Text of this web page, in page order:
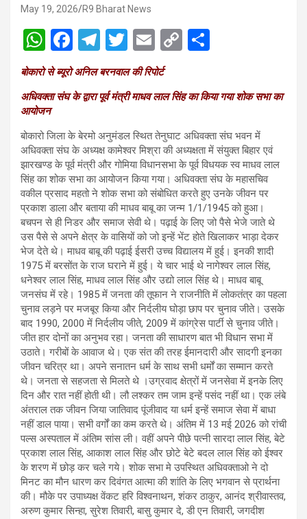
May 19, 2026 R9 Bharat News
W
h
at
s
A
p
p
F
a
ce
b
o
o
k
T
el
e
gr
a
m
T
wi
tt
er
E
m
ail
C
py
Li
n
k
e
बोकारो से ब्यूरो अनिल बरनवाल की रिपोर्ट
अधिवक्ता संघ के द्वारा पूर्व मंत्री माधव लाल सिंह का किया गया शोक सभा का
आयोजन
बोकारो जिला के बेरमो अनुमंडल स्थित तेनुघाट अधिवक्ता संघ भवन में
अधिवक्ता संघ के अध्यक्ष कामेश्वर मिश्रा की अध्यक्षता में संयुक्त बिहार एवं
झारखण्ड के पूर्व मंत्री और गोमिया विधानसभा के पूर्व विधयक स्व माधव लाल
सिंह का शोक सभा का आयोजन किया गया। अधिवक्ता संघ के महासचिव
वकील प्रसाद महतो ने शोक सभा को संबोधित करते हुए उनके जीवन पर
प्रकाश डाला और बताया की माधव बाबू का जन्म 1/1/1945 को हुआ।
बचपन से ही निडर और समाज सेवी थे। पढ़ाई के लिए जो पैसे भेजे जाते थे
उस पैसे से अपने क्षेत्र के वासियों को जो इन्हें भेंट होते खिलाकर भाड़ा देकर
भेज देते थे। माधव बाबू की पढ़ाई ईसरी उच्च विद्यालय में हुई। इनकी शादी
1975 में बरसोंत के राज घराने में हुई। ये चार भाई थे नागेश्वर लाल सिंह,
धनेश्वर लाल सिंह, माधव लाल सिंह और उद्यो लाल सिंह थे। माधव बाबू
जनसंघ में रहे। 1985 में जनता की तूफान ने राजनीति में लोकतंत्र का पहला
चुनाव लड़ने पर मजबूर किया और निर्दलीय घोड़ा छाप पर चुनाव जीते। उसके
बाद 1990, 2000 में निर्दलीय जीते, 2009 में कांग्रेस पार्टी से चुनाव जीते।
जीत हार दोनों का अनुभव रहा। जनता की साधारण बात भी विधान सभा में
उठाते। गरीबों के आवाज थे। एक संत की तरह ईमानदारी और सादगी इनका
जीवन चरित्र था। अपने सनातन धर्म के साथ सभी धर्मों का सम्मान करते
थे। जनता से सहजता से मिलते थे ।उग्रवाद क्षेत्रों में जनसेवा में इनके लिए
दिन और रात नहीं होती थी। लौ लश्कर तम जाम इन्हें पसंद नहीं था। एक लंबे
अंतराल तक जीवन जिया जातिवाद पूंजीवाद या धर्म इन्हें समाज सेवा में बाधा
नहीं डाल पाया। सभी वर्गों का कम करते थे। अंतिम में 13 मई 2026 को रांची
पल्स अस्पताल में अंतिम सांस ली। वहीं अपने पीछे पत्नी सारदा लाल सिंह, बेटे
प्रकाश लाल सिंह, आकाश लाल सिंह और छोटे बेटे बदल लाल सिंह को ईश्वर
के शरण में छोड़ कर चले गये। शोक सभा मे उपस्थित अधिवक्ताओ ने दो
मिनट का मौन धारण कर दिवंगत आत्मा की शांति के लिए भगवान से प्रार्थना
की। मौके पर उपाध्यक्ष वेंकट हरि विश्वनाथन, शंकर ठाकुर, आनंद श्रीवास्तव,
अरुण कुमार सिन्हा, सुरेश तिवारी, बासु कुमार दे, डी एन तिवारी, जगदीश